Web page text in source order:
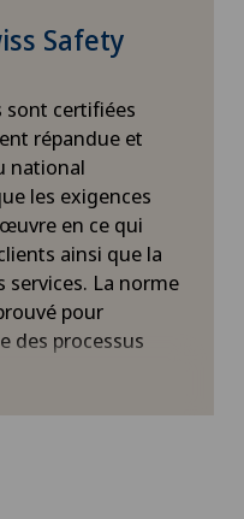
Safety
sont certifiées
répandue et
national
les exigences
en ce qui
ainsi que la
La norme
pour
des processus
optimiser
l'entreprise. Le